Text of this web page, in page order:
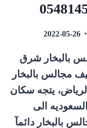
2022-05-26
بالبخار شرق
مجالس بالبخار
يتجه سكان
الى
بالبخار دائمآ